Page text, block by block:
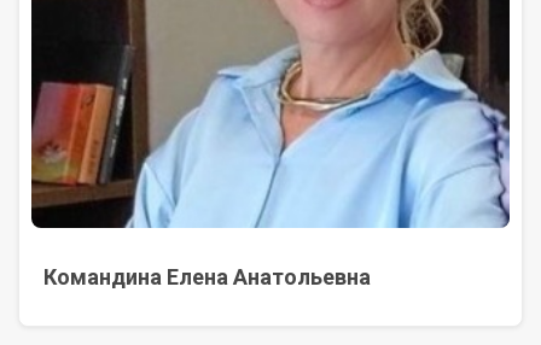
Командина Елена Анатольевна